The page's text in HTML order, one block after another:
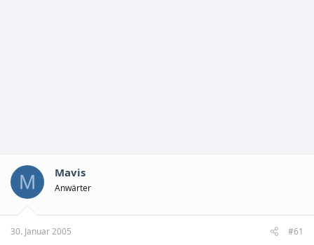
M Mavis
Anwärter
30. Januar 2005 #61